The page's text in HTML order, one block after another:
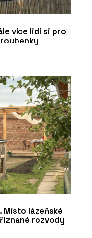
více lidí si pro
Místo lázeňské
rozvody